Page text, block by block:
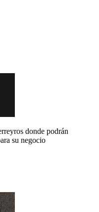
donde podrán
su negocio